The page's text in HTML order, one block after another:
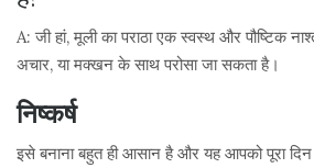
A: जी हां, मूली का पराठा एक स्वस्थ और पौष्टिक
अचार, या मक्खन के साथ परोसा जा सकता है।
निष्कर्ष
इसे बनाना बहुत ही आसान है और यह आपको पूरा